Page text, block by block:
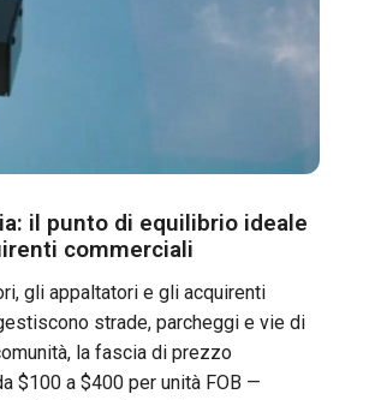
il punto di equilibrio ideale
commerciali
gli appaltatori e gli acquirenti
strade, parcheggi e vie di
la fascia di prezzo
$100 a $400 per unità FOB —